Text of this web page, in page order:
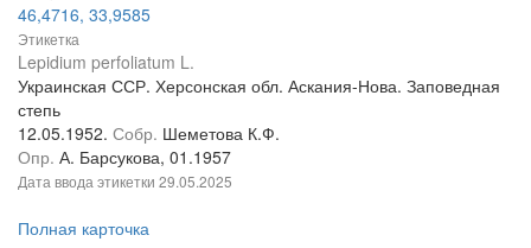
46,4716, 33,9585
Этикетка
Lepidium perfoliatum L.
Украинская ССР. Херсонская обл. Аскания-Нова. Заповедная
степь
12.05.1952. Собр. Шеметова К.Ф.
Опр. А. Барсукова, 01.1957
Дата ввода этикетки 29.05.2025
Полная карточка